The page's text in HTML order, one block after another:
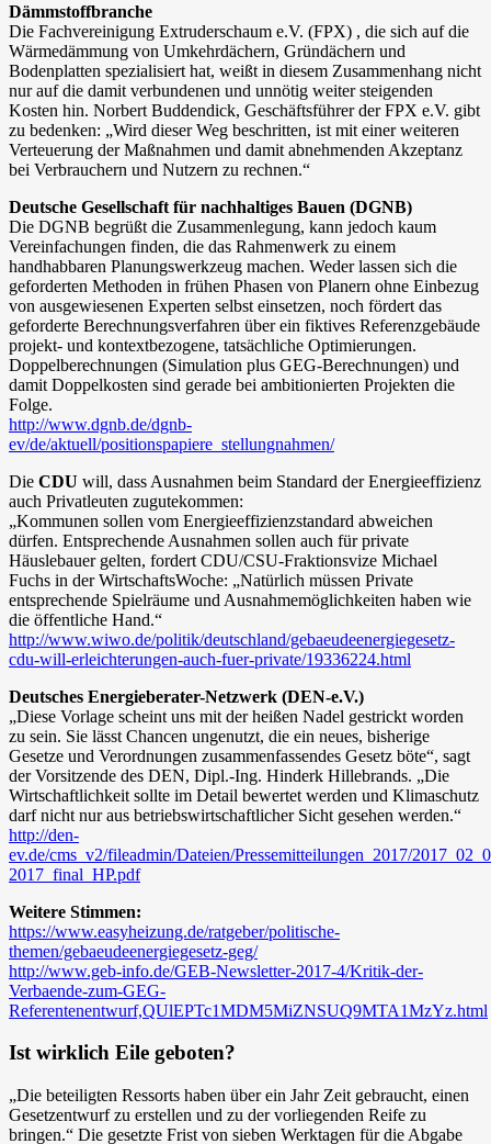
Dämmstoffbranche
Die Fachvereinigung Extruderschaum e.V. (FPX) , die sich auf die
Wärmedämmung von Umkehrdächern, Gründächern und
Bodenplatten spezialisiert hat, weißt in diesem Zusammenhang nicht
nur auf die damit verbundenen und unnötig weiter steigenden
Kosten hin. Norbert Buddendick, Geschäftsführer der FPX e.V. gibt
zu bedenken: „Wird dieser Weg beschritten, ist mit einer weiteren
Verteuerung der Maßnahmen und damit abnehmenden Akzeptanz
bei Verbrauchern und Nutzern zu rechnen.“
Deutsche Gesellschaft für nachhaltiges Bauen (DGNB)
Die DGNB begrüßt die Zusammenlegung, kann jedoch kaum
Vereinfachungen finden, die das Rahmenwerk zu einem
handhabbaren Planungswerkzeug machen. Weder lassen sich die
geforderten Methoden in frühen Phasen von Planern ohne Einbezug
von ausgewiesenen Experten selbst einsetzen, noch fördert das
geforderte Berechnungsverfahren über ein fiktives Referenzgebäude
projekt- und kontextbezogene, tatsächliche Optimierungen.
Doppelberechnungen (Simulation plus GEG-Berechnungen) und
damit Doppelkosten sind gerade bei ambitionierten Projekten die
Folge.
http://www.dgnb.de/dgnb-
ev/de/aktuell/positionspapiere_stellungnahmen/
Die CDU will, dass Ausnahmen beim Standard der Energieeffizienz
auch Privatleuten zugutekommen:
„Kommunen sollen vom Energieeffizienzstandard abweichen
dürfen. Entsprechende Ausnahmen sollen auch für private
Häuslebauer gelten, fordert CDU/CSU-Fraktionsvize Michael
Fuchs in der WirtschaftsWoche: „Natürlich müssen Private
entsprechende Spielräume und Ausnahmemöglichkeiten haben wie
die öffentliche Hand.“
http://www.wiwo.de/politik/deutschland/gebaeudeenergiegesetz-
cdu-will-erleichterungen-auch-fuer-private/19336224.html
Deutsches Energieberater-Netzwerk (DEN-e.V.)
„Diese Vorlage scheint uns mit der heißen Nadel gestrickt worden
zu sein. Sie lässt Chancen ungenutzt, die ein neues, bisherige
Gesetze und Verordnungen zusammenfassendes Gesetz böte“, sagt
der Vorsitzende des DEN, Dipl.-Ing. Hinderk Hillebrands. „Die
Wirtschaftlichkeit sollte im Detail bewertet werden und Klimaschutz
darf nicht nur aus betriebswirtschaftlicher Sicht gesehen werden.“
http://den-
ev.de/cms_v2/fileadmin/Dateien/Pressemitteilungen_2017/
2017_final_HP.pdf
Weitere Stimmen:
https://www.easyheizung.de/ratgeber/politische-
themen/gebaeudeenergiegesetz-geg/
http://www.geb-info.de/GEB-Newsletter-2017-4/Kritik-der-
Verbaende-zum-GEG-
Referentenentwurf,QUlEPTc1MDM5MiZNSUQ9MTA1MzYz.html
Ist wirklich Eile geboten?
„Die beteiligten Ressorts haben über ein Jahr Zeit gebraucht, einen
Gesetzentwurf zu erstellen und zu der vorliegenden Reife zu
bringen.“ Die gesetzte Frist von sieben Werktagen für die Abgabe